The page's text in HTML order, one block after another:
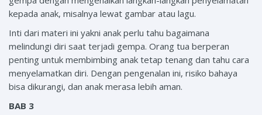
kepada anak, misalnya lewat gambar atau lagu.
Inti dari materi ini yakni anak perlu tahu bagaimana
melindungi diri saat terjadi gempa. Orang tua berperan
penting untuk membimbing anak tetap tenang dan tahu cara
menyelamatkan diri. Dengan pengenalan ini, risiko bahaya
bisa dikurangi, dan anak merasa lebih aman.
BAB 3